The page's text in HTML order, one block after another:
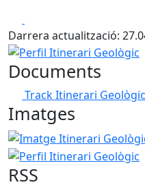
Darrera actualització:
Perfil Itinerari Geològic
Documents
Track Itinerari Geològic
Imatges
Imatge Itinerari Geològic
RSS